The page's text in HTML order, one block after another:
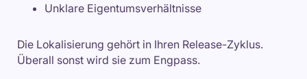
Unklare Eigentumsverhältnisse
Die Lokalisierung gehört in Ihren Release-Zyklus.
Überall sonst wird sie zum Engpass.